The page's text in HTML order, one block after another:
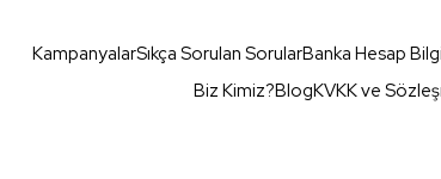
KampanyalarSıkça Sorulan SorularBanka Hesap
Biz Kimiz?BlogKVKK ve